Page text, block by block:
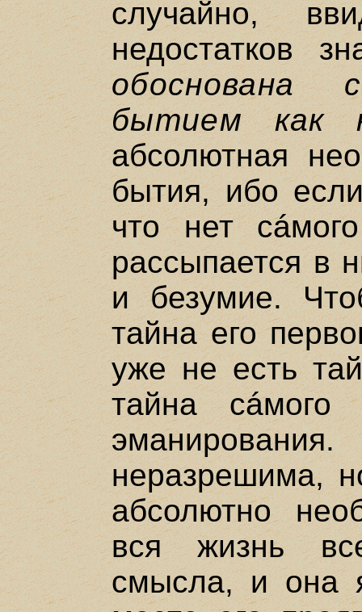
случайно,
недостатков
обоснована
бытием как
абсолютная
бытия, ибо
что нет
рассыпается в
и безумие.
тайна его
уже не есть
тайна
неразрешима,
абсолютно
вся жизнь
смысла, и она